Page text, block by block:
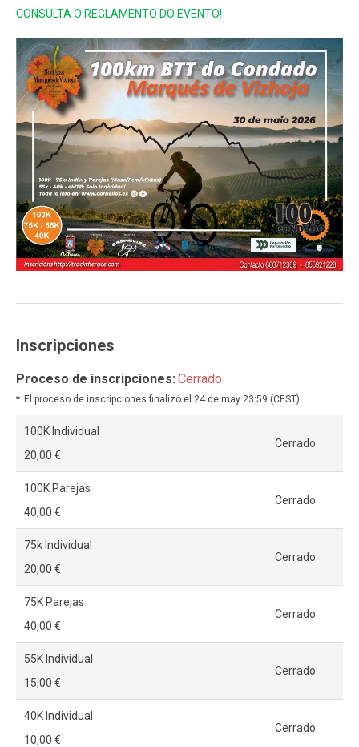
CONSULTA O REGLAMENTO DO EVENTO!
Inscripciones
Proceso de inscripciones: Cerrado
El proceso de inscripciones finalizó el 24 de may 23:59 (CEST)
100K Individual
20,00 €
Cerrado
100K Parejas
40,00 €
Cerrado
75k Individual
20,00 €
Cerrado
75K Parejas
40,00 €
Cerrado
55K Individual
15,00 €
Cerrado
40K Individual
10,00 €
Cerrado